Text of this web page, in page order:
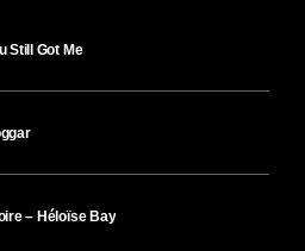
Still Got Me
– Héloïse Bay